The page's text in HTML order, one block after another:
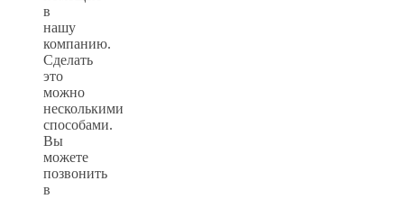
в
нашу
компанию.
Сделать
это
можно
несколькими
способами.
Вы
можете
позвонить
в